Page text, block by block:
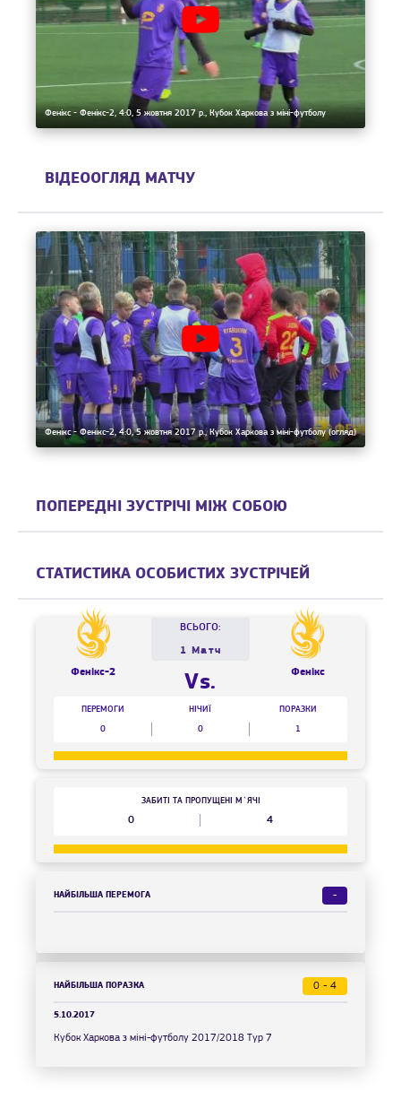
Фенікс - Фенікс-2, 4:0, 5 жовтня 2017 р., Кубок Харкова з міні-футболу
ВІДЕООГЛЯД МАТЧУ
Фенікс - Фенікс-2, 4:0, 5 жовтня 2017 р., Кубок Харкова з міні-футболу (огляд)
ПОПЕРЕДНІ ЗУСТРІЧІ МІЖ СОБОЮ
СТАТИСТИКА ОСОБИСТИХ ЗУСТРІЧЕЙ
Фенікс-2
ВСЬОГО:
1 Матч
Vs. Фенікс
ПЕРЕМОГИ
0
НІЧИЇ
0
ПОРАЗКИ
1
0
ЗАБИТІ ТА ПРОПУЩЕНІ М`ЯЧІ
4
НАЙБІЛЬША ПЕРЕМОГА -
НАЙБІЛЬША ПОРАЗКА 0 - 4
5.10.2017
Кубок Харкова з міні-футболу 2017/2018 Тур 7